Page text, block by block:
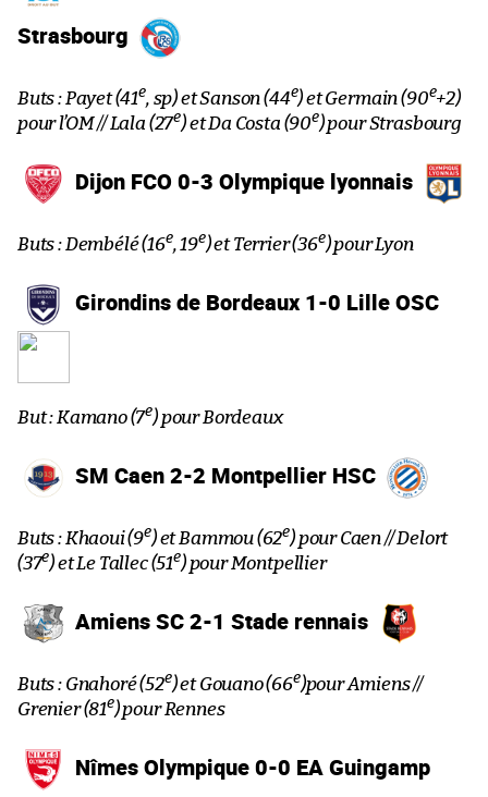
Strasbourg
Buts : Payet (41e, sp) et Sanson (44e) et Germain (90e+2)
pour l’OM // Lala (27e) et Da Costa (90e) pour Strasbourg
Dijon FCO 0-3 Olympique lyonnais
Buts : Dembélé (16e, 19e) et Terrier (36e) pour Lyon
Girondins de Bordeaux 1-0 Lille OSC
But : Kamano (7e) pour Bordeaux
SM Caen 2-2 Montpellier HSC
Buts : Khaoui (9e) et Bammou (62e) pour Caen // Delort
(37e) et Le Tallec (51e) pour Montpellier
Amiens SC 2-1 Stade rennais
Buts : Gnahoré (52e) et Gouano (66e)pour Amiens //
Grenier (81e) pour Rennes
Nîmes Olympique 0-0 EA Guingamp